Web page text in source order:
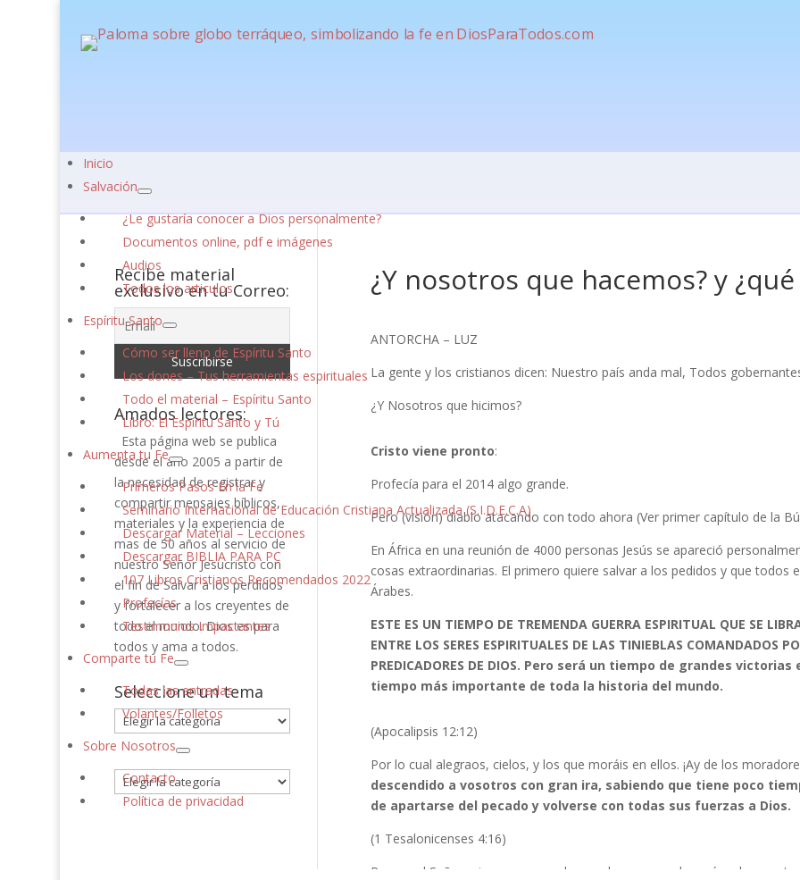
Inicio
Salvación
¿Le gustaría conocer a Dios personalmente?
Documentos online, pdf e imágenes
Audios
Todos los articulos
Espíritu Santo
Cómo ser lleno de Espíritu Santo
Los dones – Tus herramientas espirituales
Todo el material – Espíritu Santo
Libro: El Espíritu Santo y Tú
Aumenta tu Fe
Primeros Pasos En la Fe
Seminario Internacional de Educación Cristiana Actualizada (S.I.D.E.C.A)
Descargar Material – Lecciones
Descargar BIBLIA PARA PC
107 Libros Cristianos Recomendados 2022
Profecías
Testimonios Impactantes
Comparte tu Fe
Todas las entradas
Volantes/Folletos
Sobre Nosotros
Contacto
Política de privacidad
¿Y nosotros que hacemos? y
ANTORCHA – LUZ
La gente y los cristianos dicen: Nuestro país anda mal, Todos
¿Y Nosotros que hicimos?
Cristo viene pronto:
Profecía para el 2014 algo grande.
Pero (visión) diablo atacando con todo ahora (Ver primer capítulo de la
En África en una reunión de 4000 personas Jesús se apareció
cosas extraordinarias. El primero quiere salvar a los pedidos y que todos
Árabes.
ESTE ES UN TIEMPO DE TREMENDA GUERRA ESPIRITUAL QUE SE
ENTRE LOS SERES ESPIRITUALES DE LAS TINIEBLAS COMANDADOS
PREDICADORES DE DIOS. Pero será un tiempo de grandes
tiempo más importante de toda la historia del mundo.
(Apocalipsis 12:12)
Por lo cual alegraos, cielos, y los que moráis en ellos. ¡Ay de los
descendido a vosotros con gran ira, sabiendo que tiene poco
de apartarse del pecado y volverse con todas sus fuerzas a Dios.
(1 Tesalonicenses 4:16)
Porque el Señor mismo con voz de mando, con voz de arcángel, y con
Recibe material
exclusivo en tu Correo:
Amados lectores:
Esta página web se publica
desde el año 2005 a partir de
la necesidad de registrar y
compartir mensajes bíblicos,
materiales y la experiencia de
mas de 50 años al servicio de
nuestro Señor Jesucristo con
el fin de Salvar a los perdidos
y fortalecer a los creyentes de
todo el mundo. Dios es para
todos y ama a todos.
Seleccione un tema
Seleccione
un